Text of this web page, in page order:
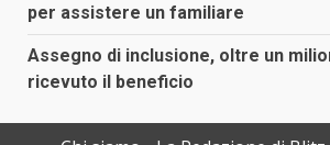
per assistere un familiare
Assegno di inclusione, oltre un
ricevuto il beneficio